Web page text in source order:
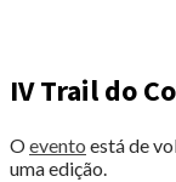
IV Trail do
Oevento está de
uma edição.